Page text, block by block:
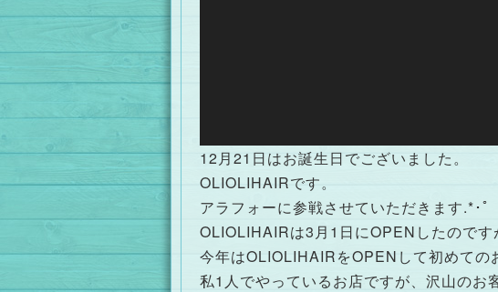
12月21日はお誕生日でございました。
OLIOLIHAIRです。
アラフォーに参戦させていただきます.*･ﾟ
OLIOLIHAIRは3月1日にOPENしたのです
今年はOLIOLIHAIRをOPENして初めての
私1人でやっているお店ですが、沢山のお